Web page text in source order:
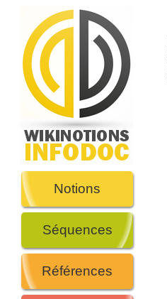
Notions
Séquences
Références